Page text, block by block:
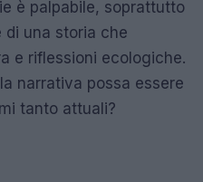
è palpabile, soprattutto
di una storia che
e riflessioni ecologiche.
narrativa possa essere
tanto attuali?